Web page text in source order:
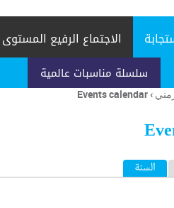
سلسلة مناسبات عالمية
الاجتماع الرفيع المستوى
›
Events calendar
السنة (علامة التبويب النشطة)